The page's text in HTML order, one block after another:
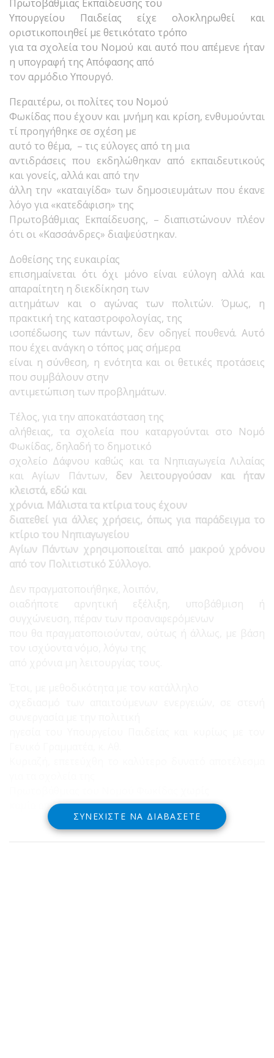
Πρωτοβάθμιας Εκπαίδευσης του
Υπουργείου Παιδείας είχε ολοκληρωθεί και
οριστικοποιηθεί με θετικότατο τρόπο
για τα σχολεία του Νομού και αυτό που απέμενε ήταν
η υπογραφή της Απόφασης από
τον αρμόδιο Υπουργό.
Περαιτέρω, οι πολίτες του Νομού
Φωκίδας που έχουν και μνήμη και κρίση, ενθυμούνται
τί προηγήθηκε σε σχέση με
αυτό το θέμα, – τις εύλογες από τη μια
αντιδράσεις που εκδηλώθηκαν από εκπαιδευτικούς
και γονείς, αλλά και από την
άλλη την «καταιγίδα» των δημοσιευμάτων που έκανε
λόγο για «κατεδάφιση» της
Πρωτοβάθμιας Εκπαίδευσης, – διαπιστώνουν πλέον
ότι οι «Κασσάνδρες» διαψεύστηκαν.
Δοθείσης της ευκαιρίας
επισημαίνεται ότι όχι μόνο είναι εύλογη αλλά και
απαραίτητη η διεκδίκηση των
αιτημάτων και ο αγώνας των πολιτών. Όμως, η
πρακτική της καταστροφολογίας, της
ισοπέδωσης των πάντων, δεν οδηγεί πουθενά. Αυτό
που έχει ανάγκη ο τόπος μας σήμερα
είναι η σύνθεση, η ενότητα και οι θετικές προτάσεις
που συμβάλουν στην
αντιμετώπιση των προβλημάτων.
Τέλος, για την αποκατάσταση της
αλήθειας, τα σχολεία που καταργούνται στο Νομό
Φωκίδας, δηλαδή το δημοτικό
σχολείο Δάφνου καθώς και τα Νηπιαγωγεία Λιλαίας
και Αγίων Πάντων, δεν λειτουργούσαν και ήταν
κλειστά, εδώ και
χρόνια. Μάλιστα τα κτίρια τους έχουν
διατεθεί για άλλες χρήσεις, όπως για παράδειγμα το
κτίριο του Νηπιαγωγείου
Αγίων Πάντων χρησιμοποιείται από μακρού χρόνου
από τον Πολιτιστικό Σύλλογο.
Δεν πραγματοποιήθηκε, λοιπόν,
οιαδήποτε αρνητική εξέλιξη, υποβάθμιση ή
συγχώνευση, πέραν των προαναφερόμενων
που θα πραγματοποιούνταν, ούτως ή άλλως, με βάση
καμία απώλεια.
ΣΥΝΕΧΊΣΤΕ ΝΑ ΔΙΑΒΆΣΕΤΕ